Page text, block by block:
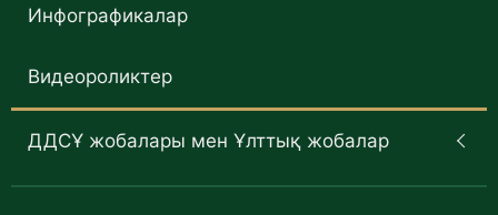
Инфографикалар
Видеороликтер
ДДСҰ жобалары мен Ұлттық жобалар